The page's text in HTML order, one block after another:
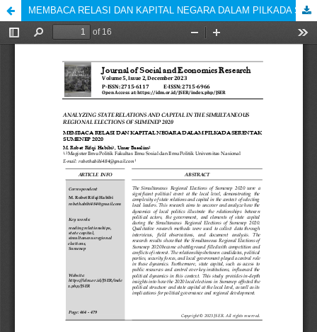
MEMBACA RELASI DAN KAPITAL NEGARA DALAM PILKADA SERENTAK SUMENEP 2020